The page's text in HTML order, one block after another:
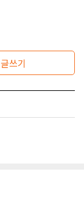
글쓰기